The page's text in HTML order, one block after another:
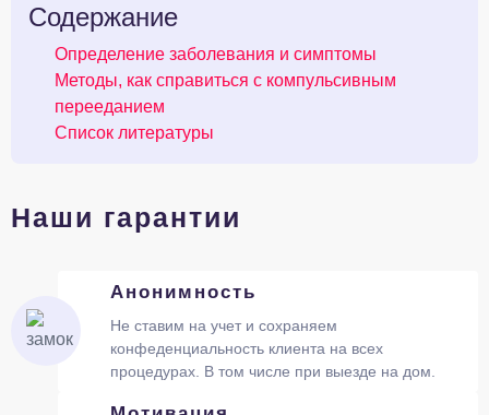
Содержание
Определение заболевания и симптомы
Методы, как справиться с компульсивным
перееданием
Список литературы
Наши гарантии
Анонимность
Не ставим на учет и сохраняем
конфеденциальность клиента на всех
процедурах. В том числе при выезде на дом.